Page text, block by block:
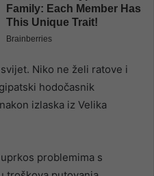
Niko ne želi ratove i
hodočasnik
izlaska iz Velika
problemima s